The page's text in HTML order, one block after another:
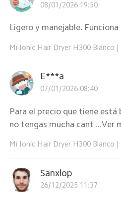
08/01/2026 19:50
Ligero y manejable.
Mi Ionic Hair Dryer H300 Blanco
E***a
07/01/2026 08:40
Para el precio que tiene está
no tengas mucha cant ... Ver
Mi Ionic Hair Dryer H300 Blanco
Sanxlop
26/12/2025 11:37